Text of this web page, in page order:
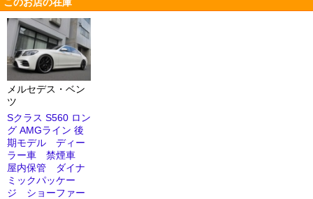
メルセデス・ベン
ツ
Sクラス S560 ロン
グ AMGライン 後
期モデル ディー
ラー車 禁煙車
屋内保管 ダイナ
ミックパッケー
ジ ショーファー